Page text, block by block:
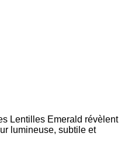
Lentilles Emerald révèlent
lumineuse, subtile et